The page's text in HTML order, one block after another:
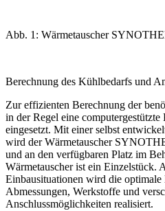
Abb. 1: Wärmetauscher
Berechnung des Kühlbedarfs und
Zur effizienten Berechnung der
in der Regel eine
eingesetzt. Mit einer selbst
wird der Wärmetauscher
und an den verfügbaren Platz im
Wärmetauscher ist ein Einzelstück.
Einbausituationen wird die
Abmessungen, Werkstoffe und
Anschlussmöglichkeiten realisiert.